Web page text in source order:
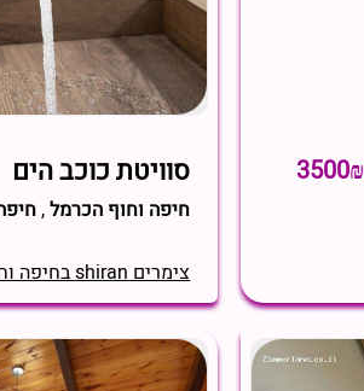
סוויטת כוכב הים
חיפה וחוף הכרמל,
צימרים shiran בחיפה וחוף הכרמל